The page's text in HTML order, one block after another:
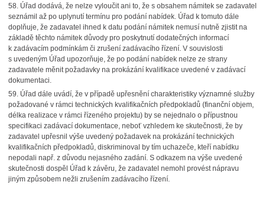
58. Úřad dodává, že nelze vyloučit ani to, že s obsahem námitek se zadavatel
seznámil až po uplynutí termínu pro podání nabídek. Úřad k tomuto dále
doplňuje, že zadavatel ihned k datu podání námitek nemusí nutně zjistit na
základě těchto námitek důvody pro poskytnutí dodatečných informací
k zadávacím podmínkám či zrušení zadávacího řízení. V souvislosti
s uvedeným Úřad upozorňuje, že po podání nabídek nelze ze strany
zadavatele měnit požadavky na prokázání kvalifikace uvedené v zadávací
dokumentaci.
59. Úřad dále uvádí, že v případě upřesnění charakteristiky významné služby
požadované v rámci technických kvalifikačních předpokladů (finanční objem,
délka realizace v rámci řízeného projektu) by se nejednalo o přípustnou
specifikaci zadávací dokumentace, neboť vzhledem ke skutečnosti, že by
zadavatel upřesnil výše uvedený požadavek na prokázání technických
kvalifikačních předpokladů, diskriminoval by tím uchazeče, kteří nabídku
nepodali např. z důvodu nejasného zadání. S odkazem na výše uvedené
skutečnosti dospěl Úřad k závěru, že zadavatel nemohl provést nápravu
jiným způsobem nežli zrušením zadávacího řízení.